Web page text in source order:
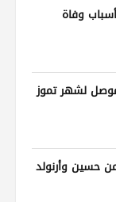
وفاة
لشهر تموز
حسين وأرنولد